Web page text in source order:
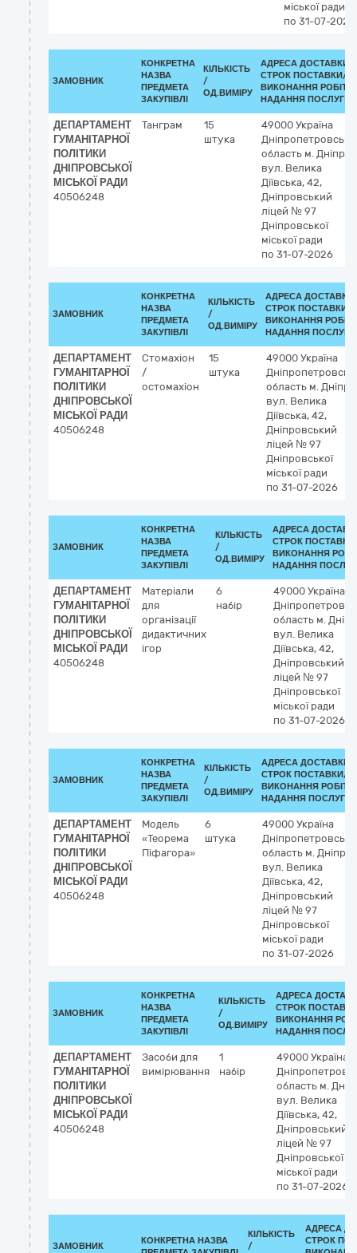
міської ради
по 31-07-2026
ЗАМОВНИК
КОНКРЕТНА
НАЗВА
ПРЕДМЕТА
ЗАКУПІВЛІ
КІЛЬКІСТЬ
/
ОД.ВИМІРУ
АДРЕСА ДОСТАВКИ /
СТРОК ПОСТАВКИ/
ВИКОНАННЯ РОБІТ/
НАДАННЯ ПОСЛУГ:
ДЕПАРТАМЕНТ
ГУМАНІТАРНОЇ
ПОЛІТИКИ
ДНІПРОВСЬКОЇ
МІСЬКОЇ РАДИ
40506248
Танграм
15
штука
49000 Україна
Дніпропетровська
область м. Дніпро
вул. Велика
Діївська, 42,
Дніпровський
ліцей № 97
Дніпровської
міської ради
по 31-07-2026
ЗАМОВНИК
КОНКРЕТНА
НАЗВА
ПРЕДМЕТА
ЗАКУПІВЛІ
КІЛЬКІСТЬ
/
ОД.ВИМІРУ
АДРЕСА ДОСТАВКИ
СТРОК ПОСТАВКИ/
ВИКОНАННЯ РОБІТ/
НАДАННЯ ПОСЛУГ:
ДЕПАРТАМЕНТ
ГУМАНІТАРНОЇ
ПОЛІТИКИ
ДНІПРОВСЬКОЇ
МІСЬКОЇ РАДИ
40506248
Стомахіон
/
остомахіон
15
штука
49000 Україна
область м. Дніпро
вул. Велика
Діївська, 42,
Дніпровський
ліцей № 97
Дніпровської
міської ради
по 31-07-2026
ЗАМОВНИК
КОНКРЕТНА
НАЗВА
ПРЕДМЕТА
ЗАКУПІВЛІ
КІЛЬКІСТЬ
/
ОД.ВИМІРУ
АДРЕСА
СТРОК
ВИКОНАННЯ
НАДАННЯ
ДЕПАРТАМЕНТ
ГУМАНІТАРНОЇ
ПОЛІТИКИ
ДНІПРОВСЬКОЇ
МІСЬКОЇ РАДИ
40506248
Матеріали
для
організації
дидактичних
ігор
6
набір
49000 Україна
область м.
вул. Велика
Діївська, 42,
Дніпровський
ліцей № 97
Дніпровської
міської ради
по 31-07-2026
ЗАМОВНИК
КОНКРЕТНА
НАЗВА
ПРЕДМЕТА
ЗАКУПІВЛІ
КІЛЬКІСТЬ
/
ОД.ВИМІРУ
АДРЕСА ДОСТАВКИ /
СТРОК ПОСТАВКИ/
ВИКОНАННЯ РОБІТ/
НАДАННЯ ПОСЛУГ:
ДЕПАРТАМЕНТ
ГУМАНІТАРНОЇ
ПОЛІТИКИ
ДНІПРОВСЬКОЇ
МІСЬКОЇ РАДИ
40506248
Модель
«Теорема
Піфагора»
6
штука
49000 Україна
Дніпропетровська
область м. Дніпро
вул. Велика
Діївська, 42,
Дніпровський
ліцей № 97
Дніпровської
міської ради
по 31-07-2026
ЗАМОВНИК
КОНКРЕТНА
НАЗВА
ПРЕДМЕТА
ЗАКУПІВЛІ
КІЛЬКІСТЬ
/
ОД.ВИМІРУ
АДРЕСА
СТРОК
ВИКОНАННЯ
НАДАННЯ
ДЕПАРТАМЕНТ
ГУМАНІТАРНОЇ
ПОЛІТИКИ
ДНІПРОВСЬКОЇ
МІСЬКОЇ РАДИ
40506248
Засоби для
вимірювання
1
набір
49000 Україна
область м.
вул. Велика
Діївська, 42,
Дніпровський
ліцей № 97
Дніпровської
міської ради
по 31-07-2026
ЗАМОВНИК
КОНКРЕТНА НАЗВА
КІЛЬКІСТЬ
/
АДРЕСА
СТРОК